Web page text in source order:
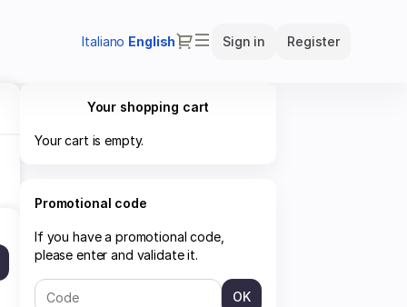
Italiano Current
English Dialog
Sign in Register
Your shopping cart
Your cart is empty.
Promotional code
If you have a promotional code,
please enter and validate it.
OK